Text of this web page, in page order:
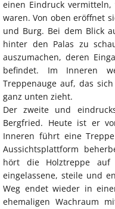
einen Eindruck
waren. Von oben eröffnet
und Burg. Bei dem Blick
hinter den Palas zu
auszumachen, deren
befindet. Im Inneren
Treppenauge auf, das
ganz unten zieht.
Der zweite und
Bergfried. Heute ist er
Inneren führt eine
Aussichtsplattform
hört die Holztreppe
eingelassene, steile und
Weg endet wieder in
ehemaligen Wachraum